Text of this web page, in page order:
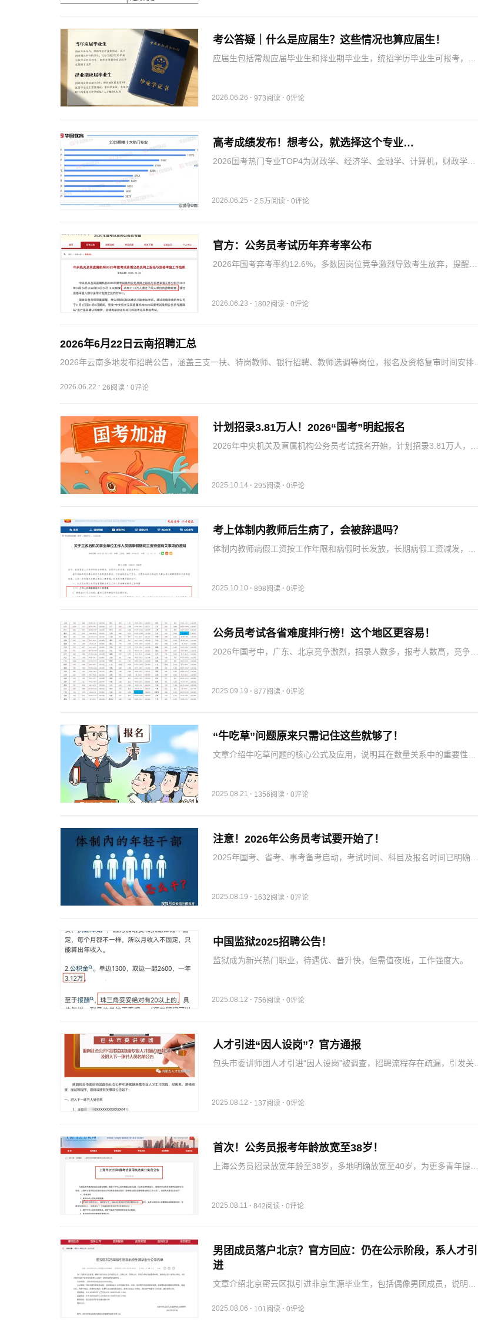
考公答疑｜什么是应届生？这些情况也算应届生！
应届生包括常规应届毕业生和择业期毕业生，统招学历毕业生可报考，非
2026.06.26 · 973阅读 · 0评论
高考成绩发布！想考公，就选择这个专业…
2026国考热门专业TOP4为财政学、经济学、金融学、计算机，财政学招
2026.06.25 · 2.5万阅读 · 0评论
官方：公务员考试历年弃考率公布
2026年国考弃考率约12.6%，多数因岗位竞争激烈导致考生放弃，提醒备
2026.06.23 · 1802阅读 · 0评论
2026年6月22日云南招聘汇总
2026年云南多地发布招聘公告，涵盖三支一扶、特岗教师、银行招聘、教师选调等岗位，报名及资格复审时间安排明
2026.06.22 · 26阅读 · 0评论
计划招录3.81万人！2026“国考”明起报名
2026年中央机关及直属机构公务员考试报名开始，计划招录3.81万人，报
2025.10.14 · 295阅读 · 0评论
考上体制内教师后生病了，会被辞退吗？
体制内教师病假工资按工作年限和病假时长发放，长期病假工资减发，年
2025.10.10 · 898阅读 · 0评论
公务员考试各省难度排行榜！这个地区更容易！
2026年国考中，广东、北京竞争激烈，招录人数多，报考人数高，竞争比
2025.09.19 · 877阅读 · 0评论
“牛吃草”问题原来只需记住这些就够了！
文章介绍牛吃草问题的核心公式及应用，说明其在数量关系中的重要性，
2025.08.21 · 1356阅读 · 0评论
注意！2026年公务员考试要开始了！
2025年国考、省考、事考备考启动，考试时间、科目及报名时间已明确，
2025.08.19 · 1632阅读 · 0评论
中国监狱2025招聘公告！
监狱成为新兴热门职业，待遇优、晋升快，但需值夜班，工作强度大。
2025.08.12 · 756阅读 · 0评论
人才引进“因人设岗”？官方通报
包头市委讲师团人才引进“因人设岗”被调查，招聘流程存在疏漏，引发关
2025.08.12 · 137阅读 · 0评论
首次！公务员报考年龄放宽至38岁！
上海公务员招录放宽年龄至38岁，多地明确放宽至40岁，为更多青年提供
2025.08.11 · 842阅读 · 0评论
男团成员落户北京？官方回应：仍在公示阶段，系人才引
进
文章介绍北京密云区拟引进非京生源毕业生，包括偶像男团成员，说明人
2025.08.06 · 101阅读 · 0评论